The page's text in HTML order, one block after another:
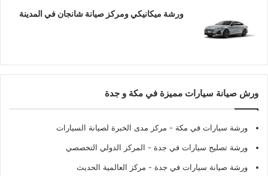
ورشة ميكانيكي ومركز صيانة شانجان في المدينة
ورش صيانة سيارات مميزة في مكة و جدة
ورشة سيارات في مكة - مركز مدى الخبرة لصيانة السيارات
ورشة تصليح سيارات في جدة - المركز الدولي التخصصي
ورشة صيانة سيارات في جدة - مركز العالمية الحديث